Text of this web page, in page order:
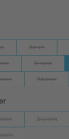
8mm
14mm
26mm
auswählen
50mm